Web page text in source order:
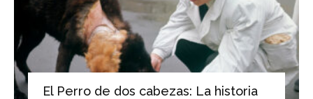
El Perro de dos cabezas: La historia